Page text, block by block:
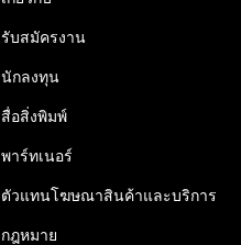
รับสมัครงาน
นักลงทุน
สื่อสิ่งพิมพ์
พาร์ทเนอร์
ตัวแทนโฆษณาสินค้าและบริการ
กฎหมาย